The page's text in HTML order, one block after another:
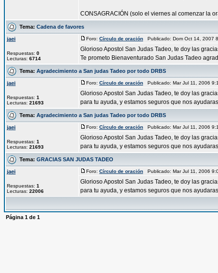
CONSAGRACIÓN (solo el viernes al comenzar la
Tema: Cadena de favores
jaei
Respuestas: 0
Lecturas: 6714
Foro: Círculo de oración Publicado: Dom Oct 14, 2007
Glorioso Apostol San Judas Tadeo, te doy las
Te prometo Bienaventurado San Judas Tadeo
Tema: Agradecimiento a San judas Tadeo por todo DRBS
jaei
Respuestas: 1
Lecturas: 21693
Foro: Círculo de oración Publicado: Mar Jul 11, 2006
Glorioso Apostol San Judas Tadeo, te doy las
para tu ayuda, y estamos seguros que nos
Tema: Agradecimiento a San judas Tadeo por todo DRBS
jaei
Respuestas: 1
Lecturas: 21693
Foro: Círculo de oración Publicado: Mar Jul 11, 2006
Glorioso Apostol San Judas Tadeo, te doy las
para tu ayuda, y estamos seguros que nos
Tema: GRACIAS SAN JUDAS TADEO
jaei
Respuestas: 1
Lecturas: 22006
Foro: Círculo de oración Publicado: Mar Jul 11, 2006
Glorioso Apostol San Judas Tadeo, te doy las
para tu ayuda, y estamos seguros que nos
Página 1 de 1